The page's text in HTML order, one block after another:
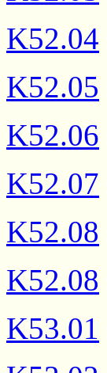
K52.04
K52.05
K52.06
K52.07
K52.08
K52.08
K53.01